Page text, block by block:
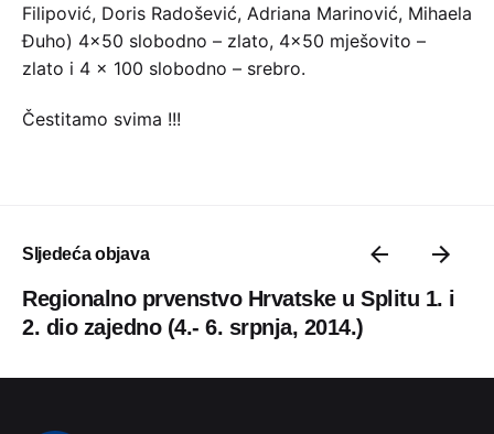
Filipović, Doris Radošević, Adriana Marinović, Mihaela
Đuho) 4×50 slobodno – zlato, 4×50 mješovito –
zlato i 4 x 100 slobodno – srebro.
Čestitamo svima !!!
Sljedeća objava
Regionalno prvenstvo Hrvatske u Splitu 1. i
2. dio zajedno (4.- 6. srpnja, 2014.)